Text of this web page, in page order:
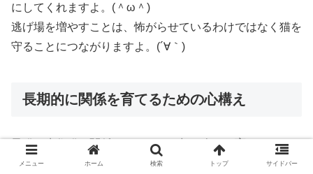
にしてくれますよ。(＾ω＾)
逃げ場を増やすことは、怖がらせているわけではなく猫を
守ることにつながりますよ。(´∀｀)
長期的に関係を育てるための心構え
子猫と先住猫の関係づくりは、一朝一夕には育ちません。
(；´∀｀)
メニュー ホーム 検索 トップ サイドバー